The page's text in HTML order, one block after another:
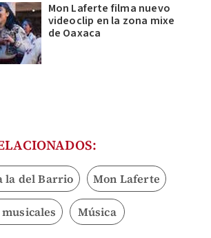
Mon Laferte filma nuevo
videoclip en la zona mixe
de Oaxaca
la del Barrio Mon Laferte
Música